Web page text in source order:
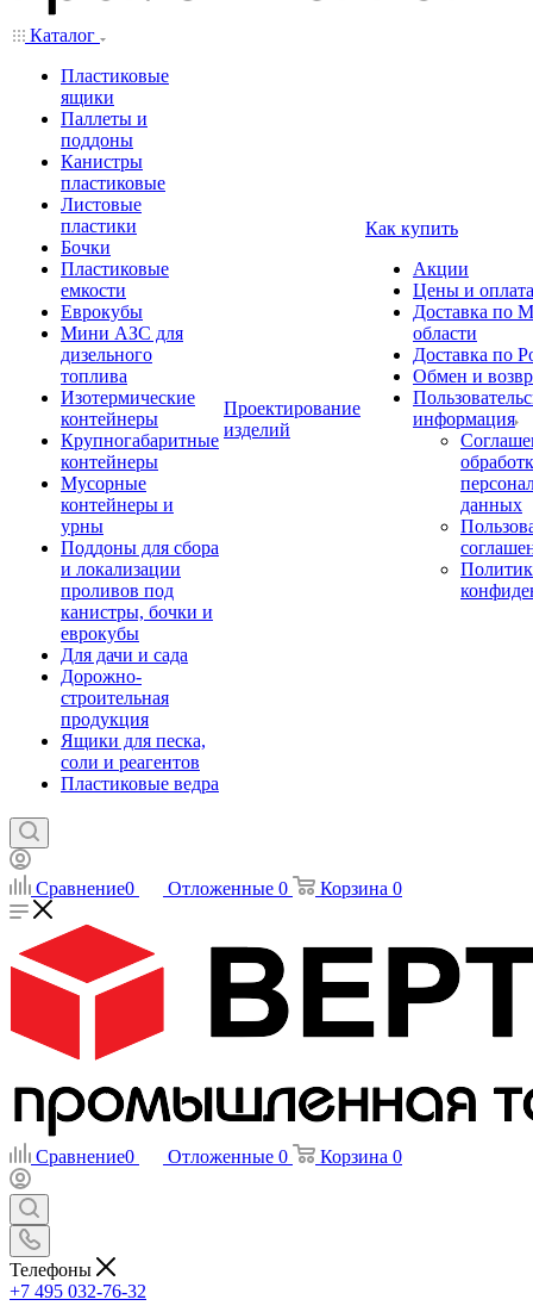
Каталог
Пластиковые
ящики
Паллеты и
поддоны
Канистры
пластиковые
Листовые
пластики
Бочки
Пластиковые
емкости
Еврокубы
Мини АЗС для
дизельного
топлива
Изотермические
контейнеры
Крупногабаритные
контейнеры
Мусорные
контейнеры и
урны
Поддоны для сбора
и локализации
проливов под
канистры, бочки и
еврокубы
Для дачи и сада
Дорожно-
строительная
продукция
Ящики для песка,
соли и реагентов
Пластиковые ведра
Проектирование
изделий
Как купить
Акции
Цены и оплата
Доставка по
области
Доставка по
Обмен и
информация
данных
Сравнение0 Отложенные 0 Корзина 0
Сравнение0 Отложенные 0 Корзина 0
Телефоны
+7 495 032-76-32